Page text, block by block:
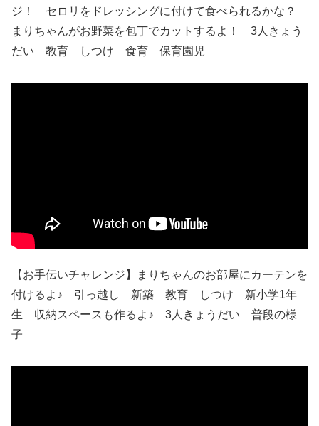
ジ！ セロリをドレッシングに付けて食べられるかな？
まりちゃんがお野菜を包丁でカットするよ！ 3人きょう
だい 教育 しつけ 食育 保育園児
【お手伝いチャレンジ】まりちゃんのお部屋にカーテンを
付けるよ♪ 引っ越し 新築 教育 しつけ 新小学1年
生 収納スペースも作るよ♪ 3人きょうだい 普段の様
子